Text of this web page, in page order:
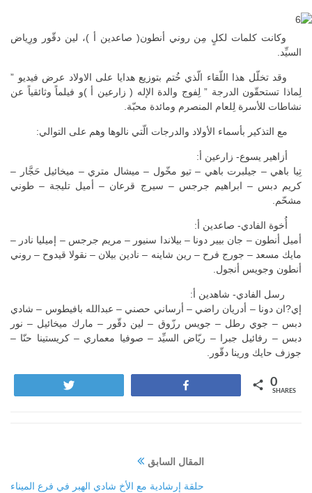
وكانت كلمات لكلٍ مِن روني أنطون( صاعدين أ )، لين دقّور ورِياض
السيِّد.
وقد تخلّل هذا اللّقاء الّذي خُتم بتوزيع هدايا على الاولاد عرض فيديو ”
لِماذا تستحقّون الدرجة ” لِفوج والدة الإله ( زارعين أ )و فيلماً وثائقياً عن
نشاطات للأسرة لِلعام المنصرم ومائدة محبّة.
مع التذكير بأسماء الأولاد والدرجات الّتي نالوها وهم على التوالي:
أزاهير يسوع- زارعين أ:
تِيا باهي – جيلبرت باهي – تيو مخّول – ميشال متري – ميخائيل حَجَّار –
كريم دبس – ابراهيم جرجس – سيرج قرعان – أميل تليجة – طوني
مشحّم.
أُخوة الفادي- صاعدين أ:
أميل أنطون – جان بيير دونا – بيلاندا سنيور – مريم جرجس – إميليا نادر –
مايك مسعد – جورج فرح – رين شاينه – نادين بيلان – نقولا قيدوح – روني
أنطون وجويس أنجول.
رسل الفادي- شاهدين أ:
إي?ان دونا – أدريان راضي – أرساني حصني – عبدالله بافيطوس – شادي
دبس – جوي رطل – جويس رزّوق – لين دقّور – مارك ميخائيل – نور
دبس – رفائيل جبرا – ريّاض السيِّد – صوفيا معماري – كريستينا حنّا –
جوزف حايك ورينا دقّور.
0
SHARES
المقال السابق
حلقة إرشادية مع الأخ شادي الهبر في فرع الميناء